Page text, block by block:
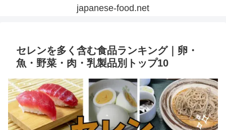
japanese-food.net
セレンを多く含む食品ランキング｜卵・
魚・野菜・肉・乳製品別トップ10